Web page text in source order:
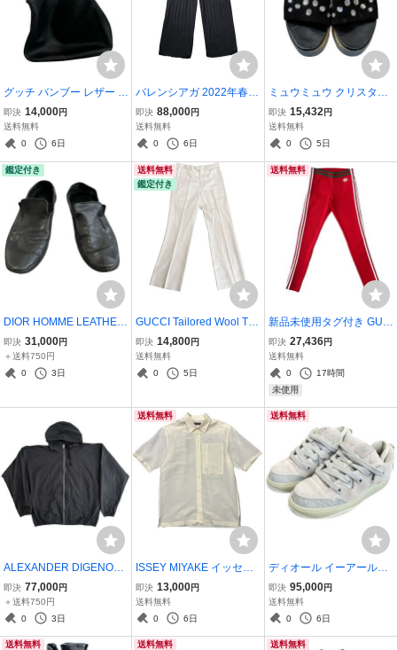
グッチ バンブー レザー 2
WAY ショルダーバッグ ハ
ンドバッグ / GUCCI BAM
BOO LEATHER 2WAY SH
即決 14,000円
送料無料
0
6日
バレンシアガ 2022年春夏
シルク リブニット バギー
パンツ BALENCIAGA 2
022SS Silk Ribs Knit Larg
106
即決 88,000円
送料無料
0
6日
ミュウミュウ クリスタル
装飾 スリングバック レザ
ーサンダルMIU MIU Cryst
al-Embellished Slingback
ビジュー
即決 15,432円
送料無料
0
5日
鑑定付き
DIOR HOMME LEATHER
SLIP-ON SHOES BLACK
ディオールオム レザー ブ
ラック
即決 31,000円
＋送料750円
0
3日
送料無料
鑑定付き
GUCCI Tailored Wool Tro
users スラックス パンツ
ボトムスグッチ
即決 14,800円
送料無料
0
5日
送料無料
新品未使用タグ付き GUC
CI ×ADIDAS 2022AW JE
RSEY PANTS ジャージパ
ンツ トラックパンツ アデ
ィダス グッチ 赤 RED サ
即決 27,436円
送料無料
0
17時間
未使用
ALEXANDER DIGENOVA
LIGHTWEIGHT COTTON
HOODED JACKET BLAC
K ジャケット ブラック
即決 77,000円
＋送料750円
0
3日
送料無料
ISSEY MIYAKE イッセイ
ミヤケ 2001SS シアーカ
ットソー 半袖シャツ Tran
slucent Sheer Short Sleev
即決 13,000円
送料無料
0
6日
送料無料
ディオール イーアールエ
ル B9S スケート スニーカ
ー DIOR by ERL B9S Skat
er Sneakers 44 ローカッ
即決 95,000円
送料無料
0
6日
送料無料 送料無料 送料無料